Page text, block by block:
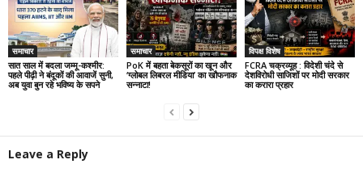
समाचार
सात साल में बदला जम्मू-कश्मीर:
पहले पीढ़ी ने बंदूकों की आवाजें सुनी,
अब युवा बुन रहे भविष्य के सपने
समाचार
PoK में बहता बेकसूरों का खून और
‘ग्लोबल लिबरल मीडिया’ का खौफनाक
सन्नाटा!
विपक्ष विशेष
FCRA चक्रव्यूह : विदेशी चंदे से
देशविरोधी साजिशों पर मोदी सरकार
का करारा प्रहार
Leave a Reply